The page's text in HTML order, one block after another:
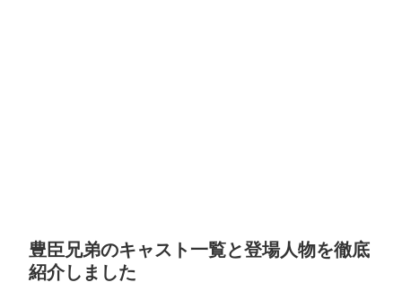
豊臣兄弟のキャスト一覧と登場人物を徹底
紹介しました